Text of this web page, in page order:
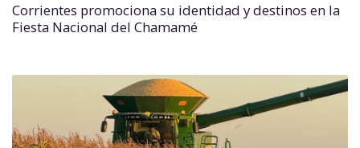
Corrientes promociona su identidad y destinos en la
Fiesta Nacional del Chamamé